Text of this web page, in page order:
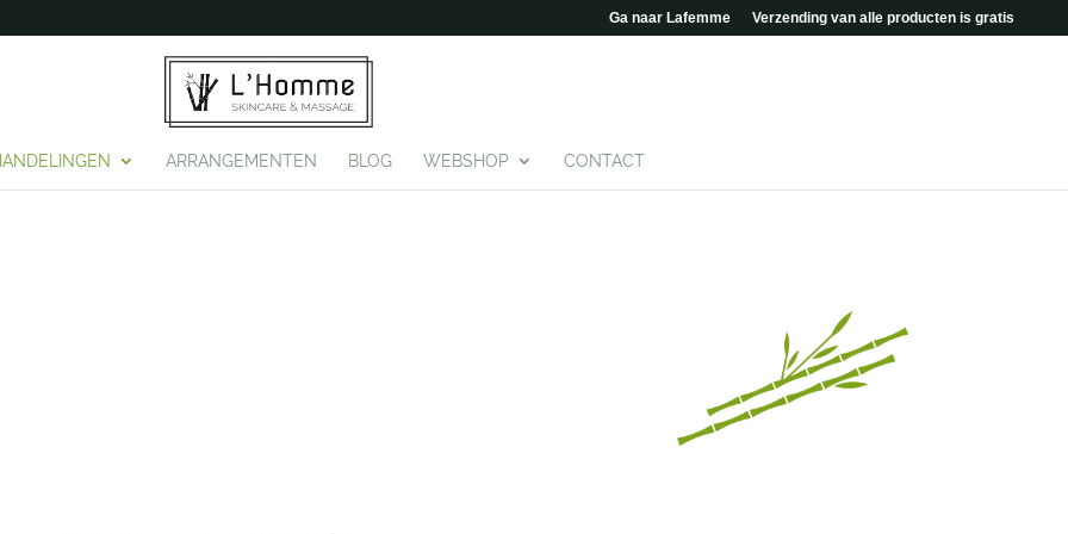
Ga naar Lafemme Verzending van alle producten is gratis
ARRANGEMENTEN BLOG WEBSHOP CONTACT